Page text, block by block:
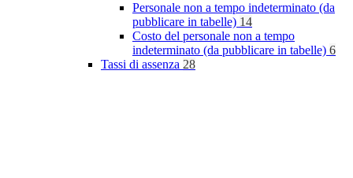
Personale non a tempo indeterminato (da
pubblicare in tabelle) 14
Costo del personale non a tempo
indeterminato (da pubblicare in tabelle) 6
Tassi di assenza 28